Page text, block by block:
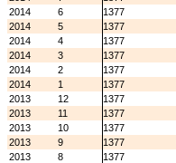
2014
6 1377
2014
5 1377
2014
4 1377
2014
3 1377
2014
2 1377
2014
1 1377
2013
12 1377
2013
11 1377
2013
10 1377
2013
9 1377
2013
8 1377